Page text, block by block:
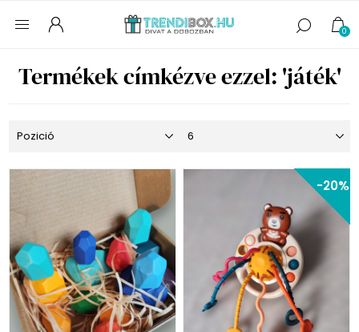
0
Termékek címkézve ezzel: 'játék'
-20%